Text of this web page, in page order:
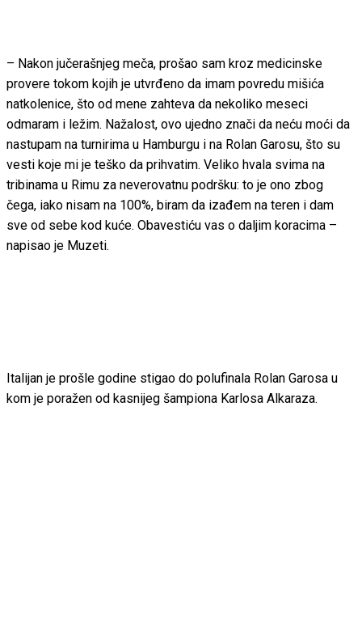
– Nakon jučerašnjeg meča, prošao sam kroz medicinske
provere tokom kojih je utvrđeno da imam povredu mišića
natkolenice, što od mene zahteva da nekoliko meseci
odmaram i ležim. Nažalost, ovo ujedno znači da neću moći da
nastupam na turnirima u Hamburgu i na Rolan Garosu, što su
vesti koje mi je teško da prihvatim. Veliko hvala svima na
tribinama u Rimu za neverovatnu podršku: to je ono zbog
čega, iako nisam na 100%, biram da izađem na teren i dam
sve od sebe kod kuće. Obavestiću vas o daljim koracima –
napisao je Muzeti.
Italijan je prošle godine stigao do polufinala Rolan Garosa u
kom je poražen od kasnijeg šampiona Karlosa Alkaraza.